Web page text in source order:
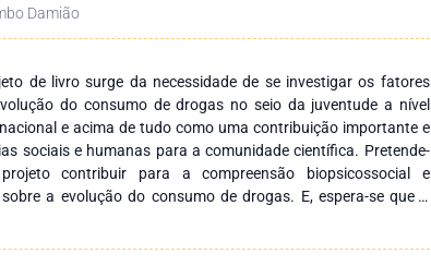
Damião
de livro surge da necessidade de se investigar os fatores
do consumo de drogas no seio da juventude a nível
e acima de tudo como uma contribuição importante e
sociais e humanas para a comunidade científica. Pretende-
contribuir para a compreensão biopsicossocial e
a evolução do consumo de drogas. E, espera-se que o
tais como: a relação entre juventude e drogas,
legislação sobre o consumo de drogas capazes de